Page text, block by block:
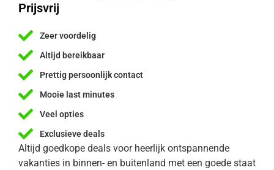
Prijsvrij
Zeer voordelig
Altijd bereikbaar
Prettig persoonlijk contact
Mooie last minutes
Veel opties
Exclusieve deals
Altijd goedkope deals voor heerlijk ontspannende
vakanties in binnen- en buitenland met een goede staat